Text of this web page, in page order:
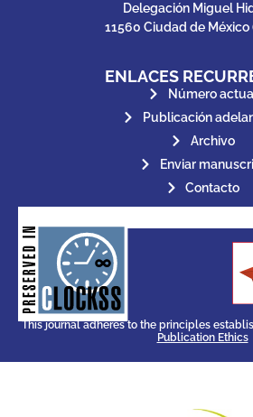
Delegación Miguel
11560 Ciudad de México
ENLACES
Número
Publicación
Archivo
Enviar
Contacto
CLOCKSS is a dak archive that
ensures the long-term survival
of web-based scholary
publications, governed by and
for its stakeholders.
This journal adheres to the principles
Publication Ethics